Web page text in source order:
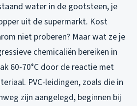
water in de gootsteen, je
uit de supermarkt. Kost
niet proberen? Maar wat ze je
chemicaliën bereiken in
60-70°C door de reactie met
PVC-leidingen, zoals die in
zijn aangelegd, beginnen bij